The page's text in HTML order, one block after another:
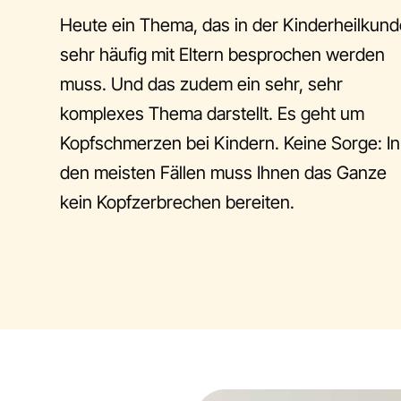
Heute ein Thema, das in der
sehr häufig mit Eltern besprochen werden
muss. Und das zudem ein sehr, sehr
komplexes Thema darstellt. Es geht um
Kopfschmerzen bei Kindern. Keine Sorge: In
den meisten Fällen muss Ihnen das Ganze
kein Kopfzerbrechen bereiten.